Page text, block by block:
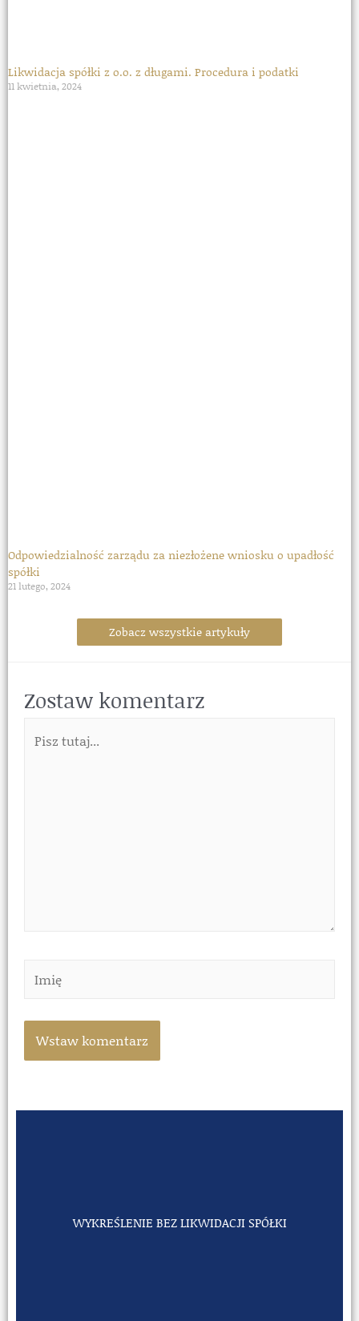
Likwidacja spółki z o.o. z długami. Procedura i podatki
11 kwietnia, 2024
Odpowiedzialność zarządu za niezłożene wniosku o upadłość
spółki
21 lutego, 2024
Zobacz wszystkie artykuły
Zostaw komentarz
WYKREŚLENIE BEZ LIKWIDACJI SPÓŁKI